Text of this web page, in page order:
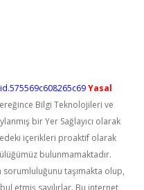
Yasal
Bilgi Teknolojileri ve
bir Yer Sağlayıcı olarak
içerikleri proaktif olarak
bulunmamaktadır.
sorumluluğunu taşımakta olup,
etmiş sayılırlar. Bu internet